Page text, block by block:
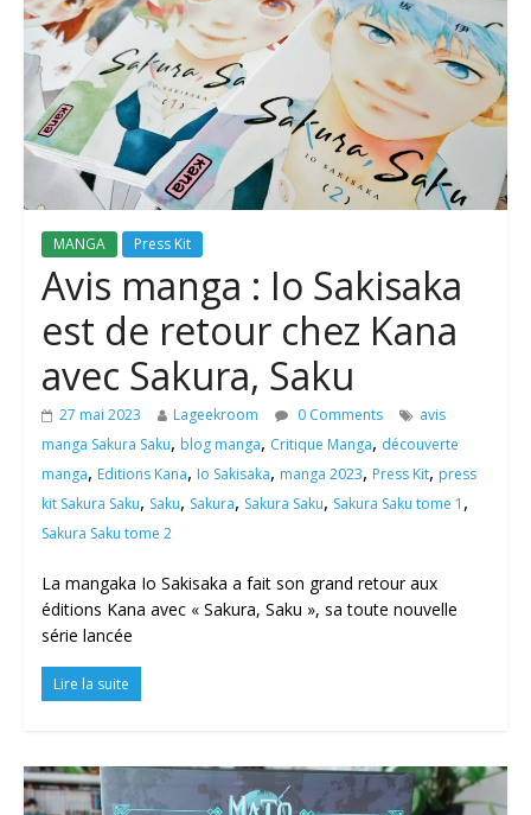
MANGA Press Kit
Avis manga : Io Sakisaka
est de retour chez Kana
avec Sakura, Saku
27 mai 2023 Lageekroom 0 Comments
avis
manga Sakura Saku, blog manga, Critique Manga, découverte
manga, Editions Kana, Io Sakisaka, manga 2023, Press Kit, press
kit Sakura Saku, Saku, Sakura, Sakura Saku, Sakura Saku tome 1 ,
Sakura Saku tome 2
La mangaka Io Sakisaka a fait son grand retour aux
éditions Kana avec « Sakura, Saku », sa toute nouvelle
série lancée
Lire la suite